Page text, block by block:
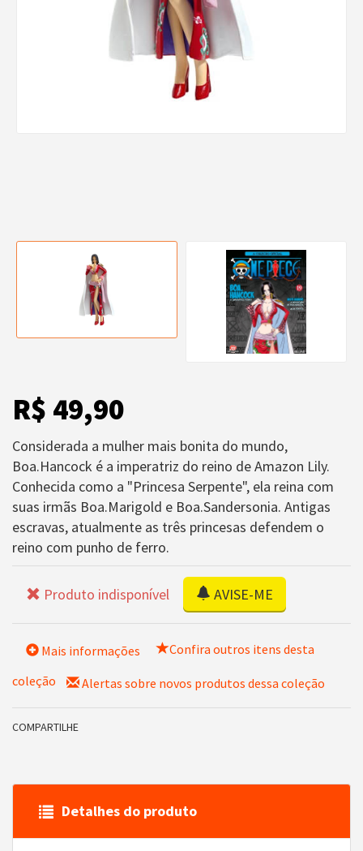
R$ 49,90
Considerada a mulher mais bonita do mundo,
Boa.Hancock é a imperatriz do reino de Amazon Lily.
Conhecida como a "Princesa Serpente", ela reina com
suas irmãs Boa.Marigold e Boa.Sandersonia. Antigas
escravas, atualmente as três princesas defendem o
reino com punho de ferro.
Produto indisponível AVISE-ME
Mais informações
Confira outros itens desta
coleção
Alertas sobre novos produtos dessa coleção
COMPARTILHE
Detalhes do produto